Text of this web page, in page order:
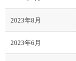
2023年8月
2023年6月